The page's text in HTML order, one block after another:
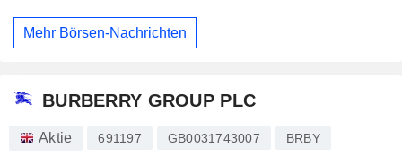
Mehr Börsen-Nachrichten
BURBERRY GROUP PLC
Aktie 691197 GB0031743007 BRBY